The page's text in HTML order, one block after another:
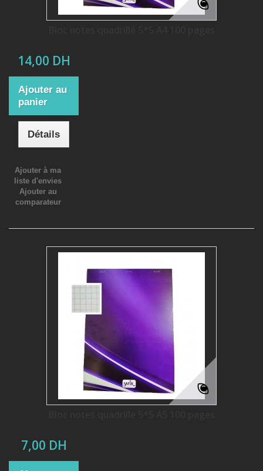
14,00 DH
Ajouter au
panier
Détails
Ajouter à ma
liste d'envies
Ajouter au
comparateur
7,00 DH